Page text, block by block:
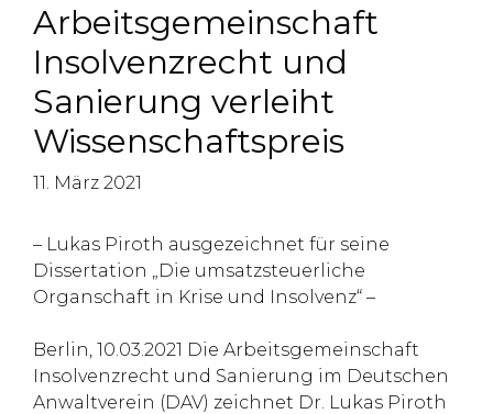
Arbeitsgemeinschaft
Insolvenzrecht und
Sanierung verleiht
Wissenschaftspreis
11. März 2021
– Lukas Piroth ausgezeichnet für seine
Dissertation „Die umsatzsteuerliche
Organschaft in Krise und Insolvenz“ –
Berlin, 10.03.2021 Die Arbeitsgemeinschaft
Insolvenzrecht und Sanierung im Deutschen
Anwaltverein (DAV) zeichnet Dr. Lukas Piroth